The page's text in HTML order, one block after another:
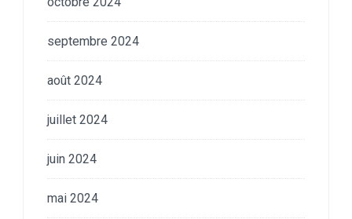
septembre 2024
août 2024
juillet 2024
juin 2024
mai 2024